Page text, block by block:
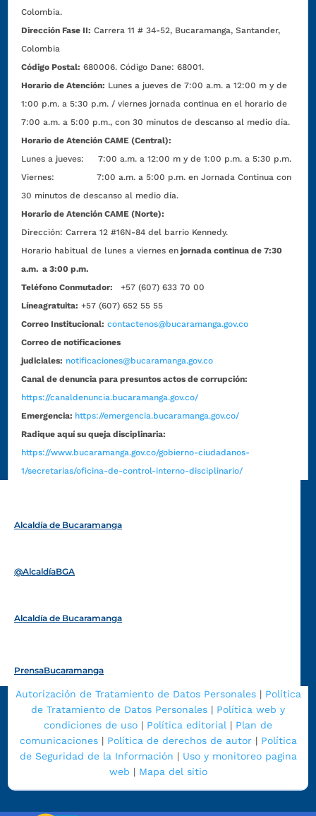
Colombia.
Dirección Fase II: Carrera 11 # 34-52, Bucaramanga, Santander,
Colombia
Código Postal: 680006. Código Dane: 68001.
Horario de Atención: Lunes a jueves de 7:00 a.m. a 12:00 m y de
1:00 p.m. a 5:30 p.m. / viernes jornada continua en el horario de
7:00 a.m. a 5:00 p.m., con 30 minutos de descanso al medio día.
Horario de Atención CAME (Central):
Lunes a jueves: 7:00 a.m. a 12:00 m y de 1:00 p.m. a 5:30 p.m.
Viernes: 7:00 a.m. a 5:00 p.m. en Jornada Continua con
30 minutos de descanso al medio día.
Horario de Atención CAME (Norte):
Dirección:Carrera 12 #16N-84 del barrio Kennedy.
Horario habitual de lunes a viernes en jornada continua de 7:30
a.m. a 3:00 p.m.
Teléfono Conmutador:
+57 (607) 633 70 00
Líneagratuita: +57 (607) 652 55 55
Correo Institucional: contactenos@bucaramanga.gov.co
Correo de notificaciones
judiciales: notificaciones@bucaramanga.gov.co
Canal de denuncia para presuntos actos de corrupción:
https://canaldenuncia.bucaramanga.gov.co/
Emergencia: https://emergencia.bucaramanga.gov.co/
Radique aquí su queja disciplinaria:
https://www.bucaramanga.gov.co/gobierno-ciudadanos-
1/secretarias/oficina-de-control-interno-disciplinario/
Alcaldía de Bucaramanga
@AlcaldíaBGA
Alcaldía de Bucaramanga
PrensaBucaramanga
Autorización de Tratamiento de Datos Personales| Política
de Tratamiento de Datos Personales | Política web y
condiciones de uso | Política editorial | Plan de
comunicaciones| Política de derechos de autor| Política
de Seguridad de la Información | Uso y monitoreo pagina
web | Mapa del sitio